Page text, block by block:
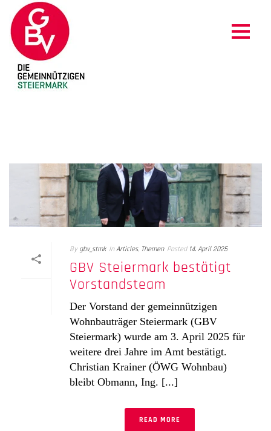
By gbv_stmk In Articles, Themen Posted 14. April 2025
GBV Steiermark bestätigt
Vorstandsteam
Der Vorstand der gemeinnützigen
Wohnbauträger Steiermark (GBV
Steiermark) wurde am 3. April 2025 für
weitere drei Jahre im Amt bestätigt.
Christian Krainer (ÖWG Wohnbau)
bleibt Obmann, Ing. [...]
READ MORE